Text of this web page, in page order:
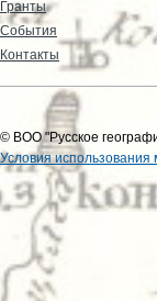
Гранты
События
Контакты
© ВОО "Русское
Условия использования